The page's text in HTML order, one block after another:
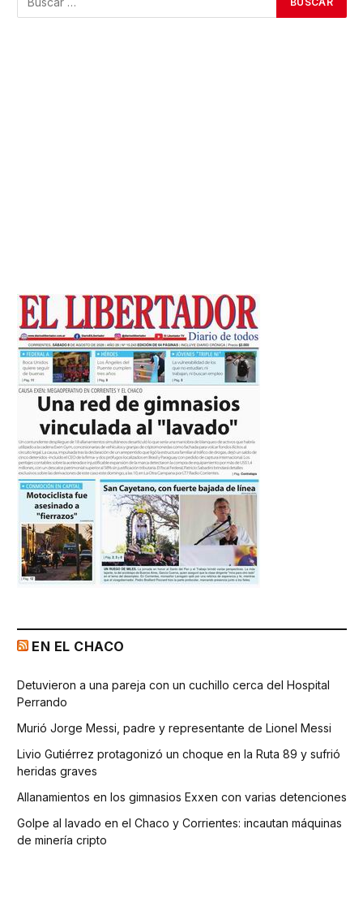
EN EL CHACO
Detuvieron a una pareja con un cuchillo cerca del Hospital
Perrando
Murió Jorge Messi, padre y representante de Lionel Messi
Livio Gutiérrez protagonizó un choque en la Ruta 89 y sufrió
heridas graves
Allanamientos en los gimnasios Exxen con varias detenciones
Golpe al lavado en el Chaco y Corrientes: incautan máquinas
de minería cripto